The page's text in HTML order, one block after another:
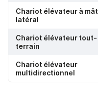
Chariot élévateur à mât
latéral
Chariot élévateur tout-
terrain
Chariot élévateur
multidirectionnel